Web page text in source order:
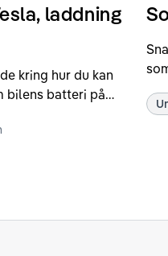
laddning
kring hur du kan
bilens batteri på
erfarenheter
att